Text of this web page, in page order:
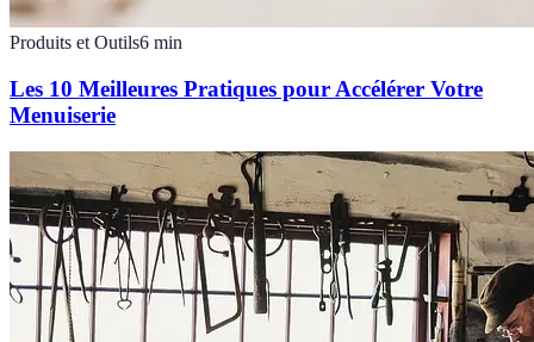
Produits et Outils6 min
Les 10 Meilleures Pratiques pour Accélérer Votre
Menuiserie